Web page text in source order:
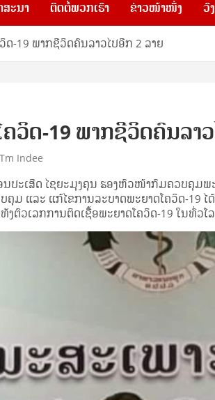
ສະນາ ຕິດຕໍ່ພວກເຮົາ ຂ່າວໜ້າໜຶ່ງ ວົ
ດ-19 ພາກຊີວິດຄົນລາວໄປອີກ 2 ລາຍ
ວິດ-19 ພາກຊີວິດຄົນລາ
Indee
ປະເສີດ ໄຊຍະມຸງຄຸນ ຮອງຫົວໜ້າກົມຄວບຄຸມພ
ຄຸມ ແລະ ແກ້ໄຂການລະບາດພະຍາດໂຄວິດ-19
ງຕົວເລກການຕິດເຊືື້ອພະຍາດໂຄວິດ-19 ໃນທົ່ວ